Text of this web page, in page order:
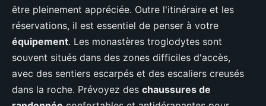
être pleinement appréciée. Outre l'itinéraire et les
réservations, il est essentiel de penser à votre
équipement. Les monastères troglodytes sont
souvent situés dans des zones difficiles d'accès,
avec des sentiers escarpés et des escaliers creusés
dans la roche. Prévoyez des chaussures de